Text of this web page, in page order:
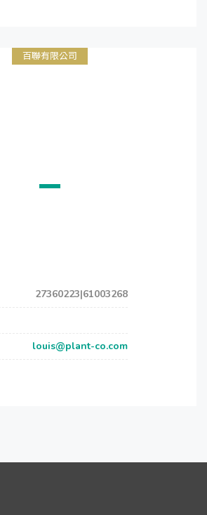
百聯有限公司
27360223|61003268
louis@plant-co.com